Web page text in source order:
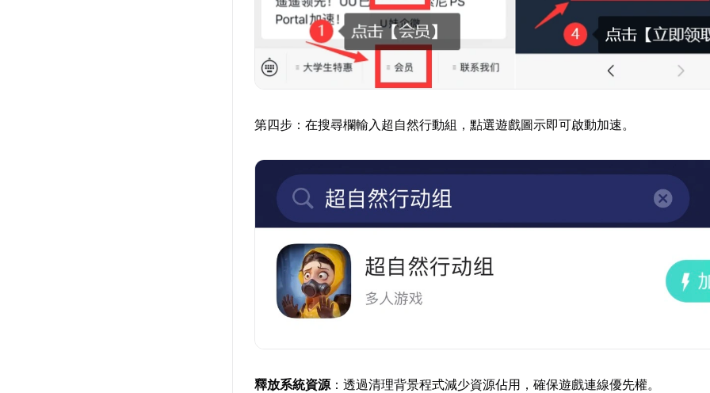
第四步：在搜尋欄輸入超自然行動組，點選遊戲圖示即可啟動加速。
釋放系統資源 ：透過清理背景程式減少資源佔用，確保遊戲連線優先權。